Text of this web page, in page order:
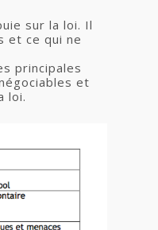
sur la loi. Il
et ce qui ne
principales
et
loi.